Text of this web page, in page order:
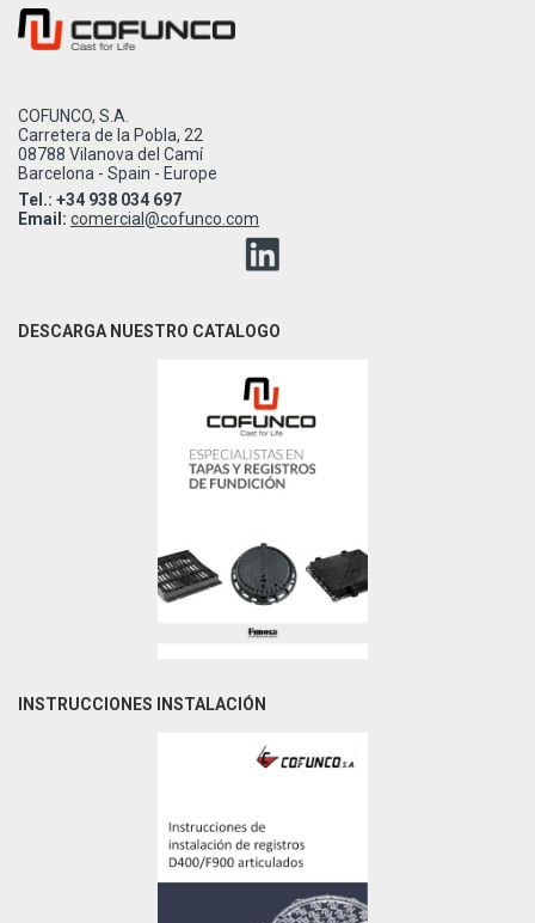
COFUNCO, S.A.
Carretera de la Pobla, 22
08788 Vilanova del Camí
Barcelona - Spain - Europe
Tel.: +34 938 034 697
Email: comercial@cofunco.com
DESCARGA NUESTRO CATALOGO
INSTRUCCIONES INSTALACIÓN